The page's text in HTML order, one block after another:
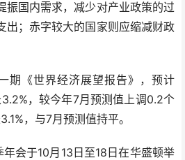
振国内需求，减少对产业政策的过
出；赤字较大的国家则应缩减财政
《世界经济展望报告》，预计
，较今年7月预测值上调0.2个
，与7月预测值持平。
会于10月13日至18日在华盛顿举